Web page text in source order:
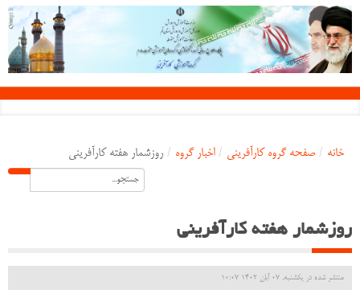
خانه / صفحه گروه کارآفرینی / اخبار گروه / روزشمار هفته کارآفرینی
روزشمار هفته کارآفرینی
منتشر شده در یکشنبه, 07 آبان 1402 10:07